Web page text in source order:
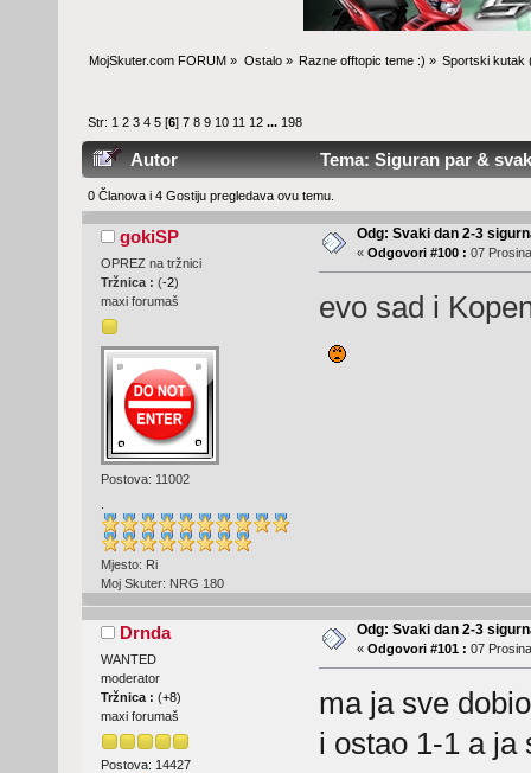
MojSkuter.com FORUM » Ostalo» Razne offtopic teme :) » Sportski kutak
Str: 1 2 3 4 5 [6]7 8 9 10 11 12 ... 198
Autor Tema: Siguran par &
0 Članova i 4 Gostiju pregledava ovu temu.
gokiSP
OPREZ na tržnici
Tržnica : (-2)
maxi forumaš
Postova: 11002
Mjesto: Ri
Moj Skuter: NRG 180
Odg: Svaki dan 2-3
« Odgovori #100 : 07
evo sad i
Drnda
WANTED
moderator
Tržnica : (+8)
maxi forumaš
Postova: 14427
Odg: Svaki dan 2-3
« Odgovori #101 : 07
ma ja sve
i ostao 1-1 a